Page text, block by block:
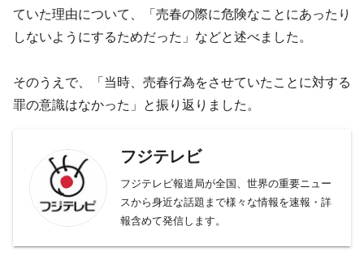
ていた理由について、「売春の際に危険なことにあったり
しないようにするためだった」などと述べました。
そのうえで、「当時、売春行為をさせていたことに対する
罪の意識はなかった」と振り返りました。
フジテレビ
フジテレビ報道局が全国、世界の重要ニュー
スから身近な話題まで様々な情報を速報・詳
報含めて発信します。